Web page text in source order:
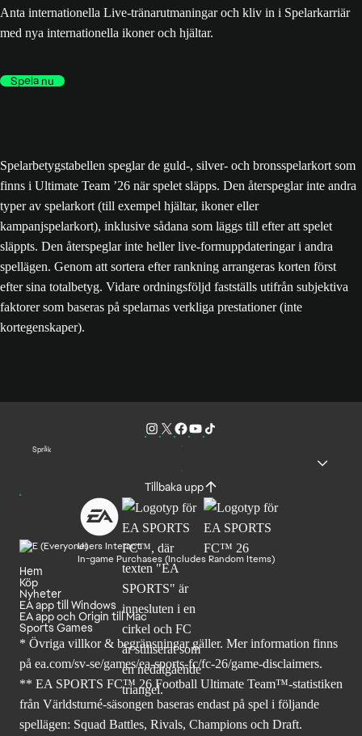
Anta internationella Live-tränarutmaningar och kliv in i Spelarkarriär
med nya internationella ikoner och hjältar.
Spela nu
Spelarbetygstabellen speglar de guld-, silver- och bronsspelarkort som
finns i Ultimate Team ’26 när spelet släpps. Den återspeglar inte andra
typer av spelarkort (till exempel hjältar, ikoner eller
kampanjspelarkort), inklusive sådana som läggs till efter att spelet
släppts. Den återspeglar inte heller live-formuppdateringar i andra
spellägen. Genom att sortera efter rankning arrangeras korten först
efter sina totalbetyg. Vidare ordningsföljd fastställs utifrån subjektiva
faktorer som baseras på spelarnas verkliga prestationer (inte
kortegenskaper).
Språk
Tillbaka upp
Users Interact
In-game Purchases (Includes Random Items)
Hem
Köp
Nyheter
EA app till Windows
EA app och Origin till Mac
Sports Games
* Övriga villkor & begränsningar gäller. Merinformation finns
på ea.com/sv-se/games/ea-sports-fc/fc-26/game-disclaimers.
** EA SPORTS FC™ 26 Football Ultimate Team™-statistiken
från Världsturné-säsongen baseras endast på spel i följande
spellägen: Squad Battles, Rivals, Champions och Draft.